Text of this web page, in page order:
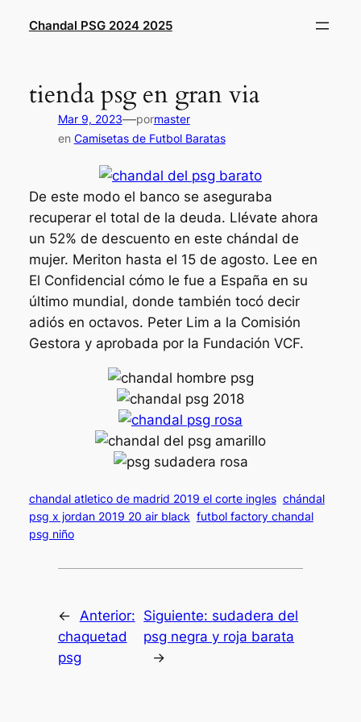
Chandal PSG 2024 2025
tienda psg en gran via
Mar 9, 2023—pormaster
en Camisetas de Futbol Baratas
De este modo el banco se aseguraba
recuperar el total de la deuda. Llévate ahora
un 52% de descuento en este chándal de
mujer. Meriton hasta el 15 de agosto. Lee en
El Confidencial cómo le fue a España en su
último mundial, donde también tocó decir
adiós en octavos. Peter Lim a la Comisión
Gestora y aprobada por la Fundación VCF.
chandal atletico de madrid 2019 el corte ingles chándal
psg x jordan 2019 20 air black futbol factory chandal
psg niño
←
Anterior:
chaquetad
psg
Siguiente: sudadera del
psg negra y roja barata
→